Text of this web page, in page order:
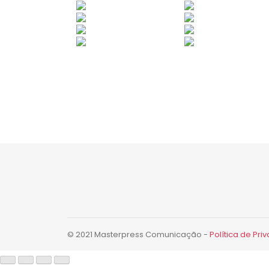
© 2021 Masterpress Comunicação - Política de